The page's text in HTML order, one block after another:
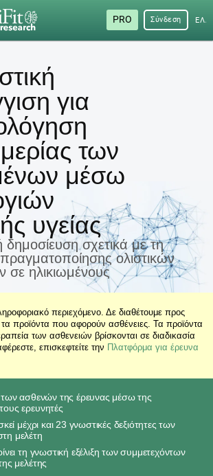
PRO Σύνδεση
για
των
μέσω
υγείας
δημοσίευση σχετικά με τη
ολιστικών
σε ηλικιωμένους
περιεχόμενο. Δε διαθέτουμε προς
προϊόντα που αφορούν ασθένειες. Τα προϊόντα
των ασθενειών βρίσκονται σε διαδικασία
επισκεφτείτε την Πλατφόρμα για έρευνα
των ασθενών της έρευνας μέσω της
ερευνητές
μέχρι και 23 γνωστικές δεξιότητες των
μελέτη
τη γνωστική εξέλιξη των συμμετεχόντων
μελέτης